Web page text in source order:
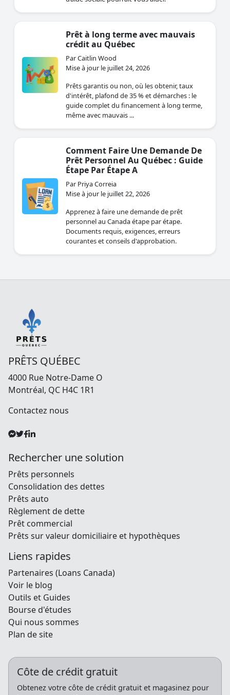
crédit au Québec
Par Caitlin Wood
Mise à jour le juillet 24, 2026
d'intérêt, plafond de 35 % et démarches : le
guide complet du financement à long terme,
même avec mauvais ...
Prêt Personnel Au Québec : Guide
Étape Par Étape A
Par Priya Correia
Mise à jour le juillet 22, 2026
personnel au Canada étape par étape.
Documents requis, exigences, erreurs
courantes et conseils d'approbation.
PRÊTS QUÉBEC
4000 Rue Notre-Dame O
Montréal, QC H4C 1R1
Prêts personnels
Consolidation des dettes
Prêts auto
Règlement de dette
Prêt commercial
Prêts sur valeur domiciliaire et hypothèques
Partenaires (Loans Canada)
Voir le blog
Outils et Guides
Bourse d'études
Qui nous sommes
Plan de site
Côte de crédit gratuit
Obtenez votre côte de crédit gratuit et magasinez pour
les meilleurs tarifs au Canada avec Prets Québec.